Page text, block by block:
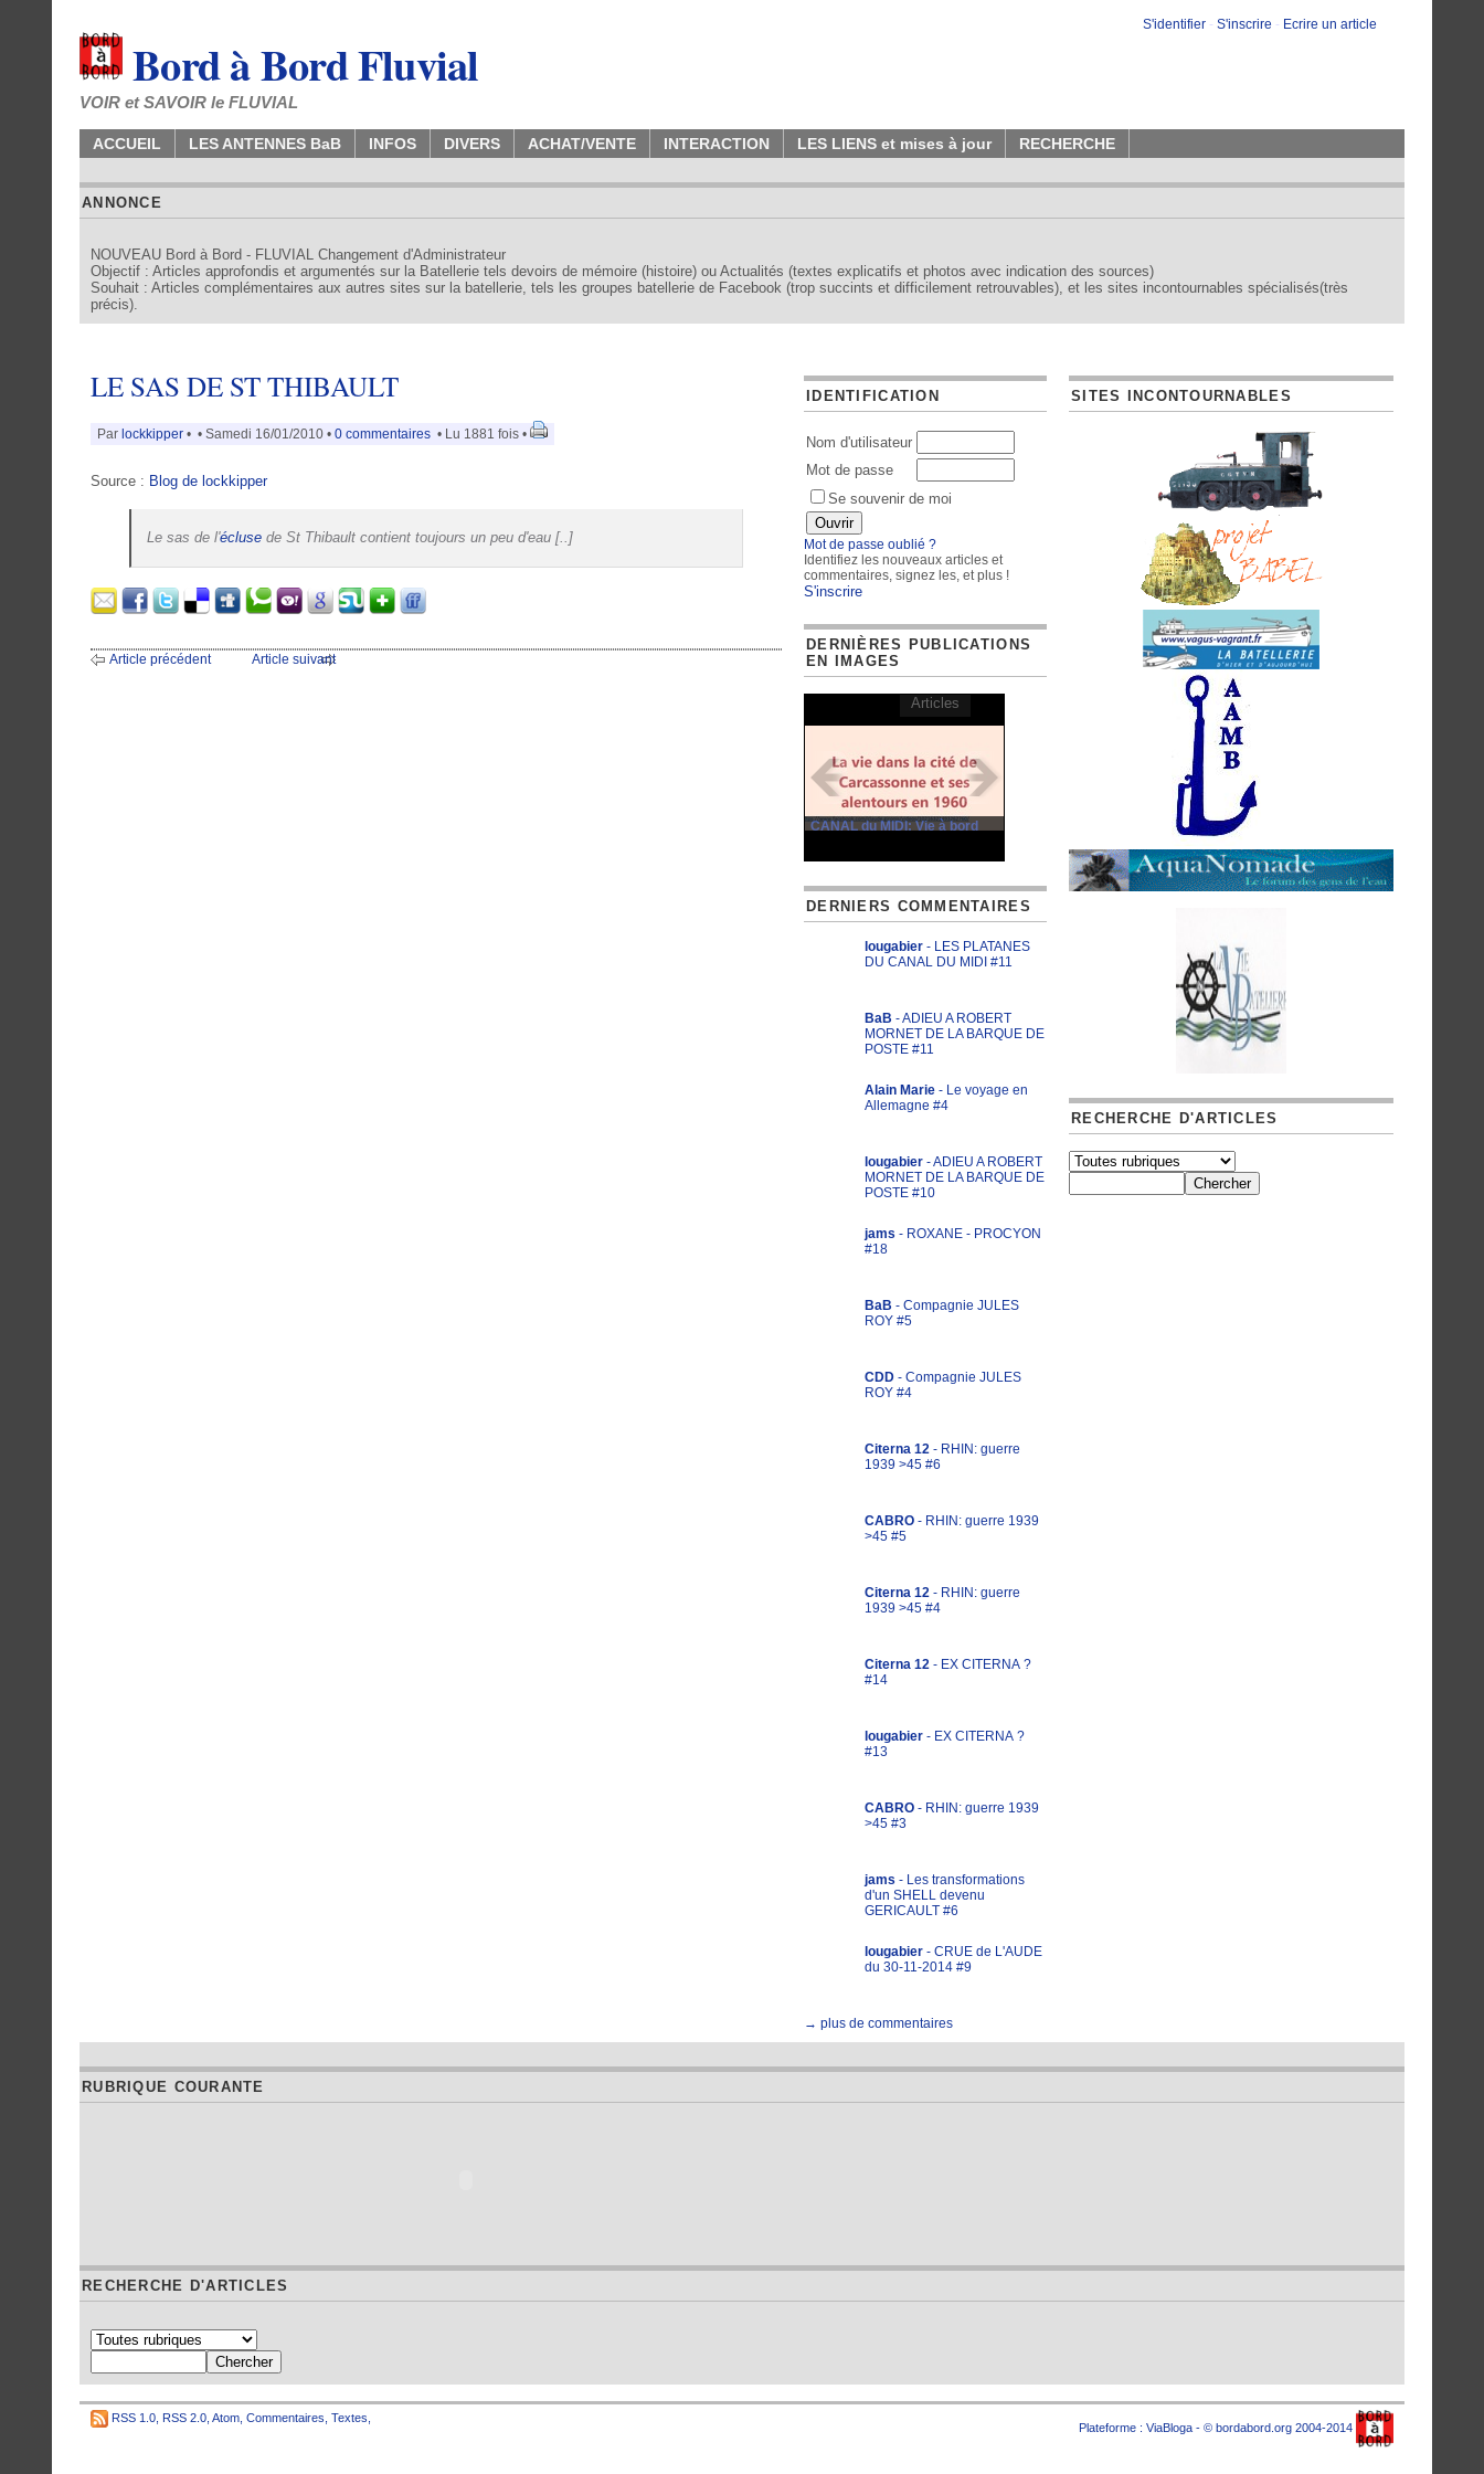
S'identifier - S'inscrire - Ecrire un article
Bord à Bord Fluvial
VOIR et SAVOIR le FLUVIAL
ACCUEIL LES ANTENNES BaB INFOS DIVERS ACHAT/VENTE INTERACTION LES LIENS et mises à jour RECHERCHE
ANNONCE
NOUVEAU Bord à Bord - FLUVIAL Changement d'Administrateur
Objectif : Articles approfondis et argumentés sur la Batellerie tels devoirs de mémoire (histoire) ou Actualités (textes explicatifs et photos avec indication des sources)
Souhait : Articles complémentaires aux autres sites sur la batellerie, tels les groupes batellerie de Facebook (trop succints et difficilement retrouvables), et les sites incontournables spécialisés(très
précis).
LE SAS DE ST THIBAULT
Par lockkipper • • Samedi 16/01/2010 • 0 commentaires • Lu 1881 fois •
Source : Blog de lockkipper
Le sas de l'écluse de St Thibault contient toujours un peu d'eau [..]
Article précédent Article suivant
IDENTIFICATION
Nom d'utilisateur
Mot de passe
Se souvenir de moi
Mot de passe oublié ?
Identifiez les nouveaux articles et
commentaires, signez les, et plus !
S'inscrire
DERNIÈRES PUBLICATIONS
EN IMAGES
CANAL du MIDI: Vie à bord
Articles
DERNIERS COMMENTAIRES
lougabier - LES PLATANES
DU CANAL DU MIDI #11
BaB - ADIEU A ROBERT
MORNET DE LA BARQUE DE
POSTE #11
Alain Marie - Le voyage en
Allemagne #4
lougabier - ADIEU A ROBERT
MORNET DE LA BARQUE DE
POSTE #10
jams - ROXANE - PROCYON
#18
BaB - Compagnie JULES
ROY #5
CDD - Compagnie JULES
ROY #4
Citerna 12 - RHIN: guerre
1939 >45 #6
CABRO - RHIN: guerre 1939
>45 #5
Citerna 12 - RHIN: guerre
1939 >45 #4
Citerna 12 - EX CITERNA ?
#14
lougabier - EX CITERNA ?
#13
CABRO - RHIN: guerre 1939
>45 #3
jams - Les transformations
d'un SHELL devenu
GERICAULT #6
lougabier - CRUE de L'AUDE
du 30-11-2014 #9
→ plus de commentaires
SITES INCONTOURNABLES
RECHERCHE D'ARTICLES
RUBRIQUE COURANTE
RECHERCHE D'ARTICLES
RSS 1.0 RSS 2.0 Atom Commentaires Textes
Plateforme : ViaBloga - © bordabord.org 2004-2014